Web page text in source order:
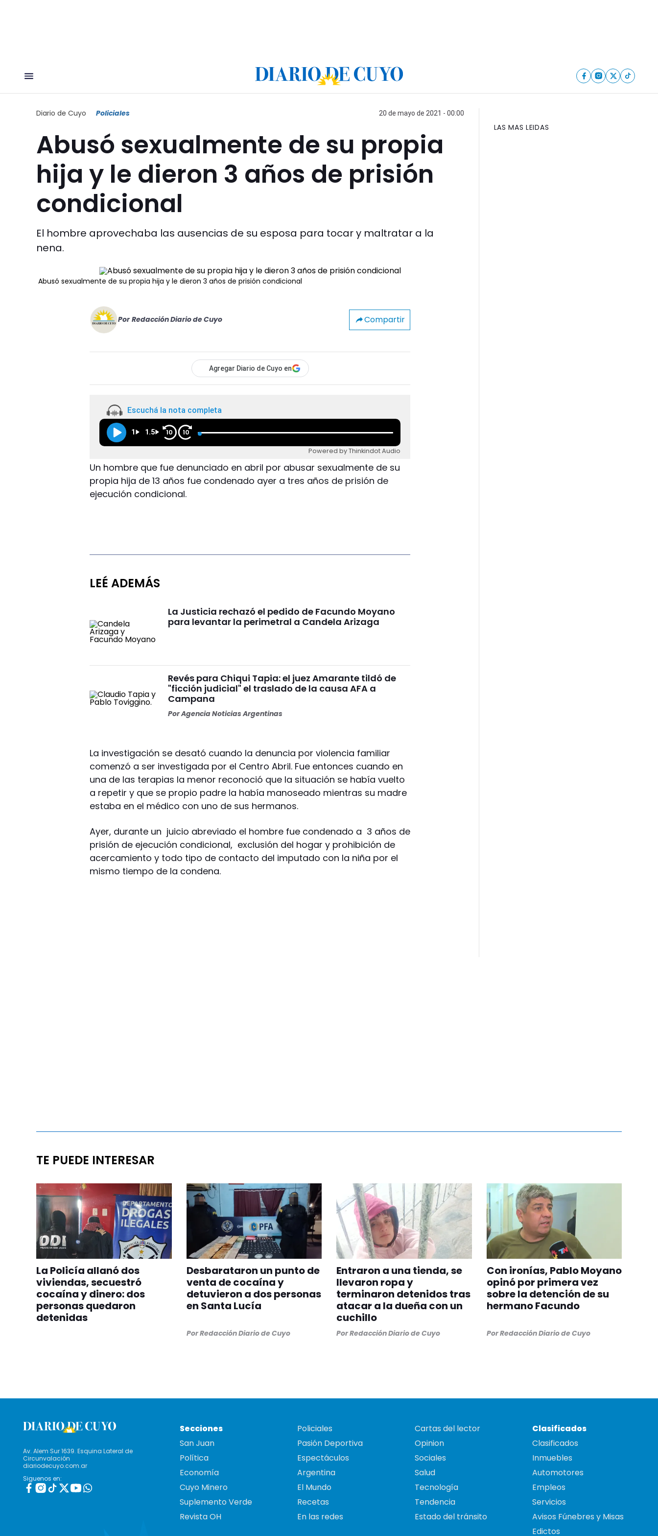
Diario de Cuyo Policiales 20 de mayo de 2021 - 00:00
Abusó sexualmente de su propia
hija y le dieron 3 años de prisión
condicional
El hombre aprovechaba las ausencias de su esposa para tocar y maltratar a la
nena.
Abusó sexualmente de su propia hija y le dieron 3 años de prisión condicional
Por Redacción Diario de Cuyo Compartir
Agregar Diario de Cuyo en
Escuchá la nota completa
1 1.5 10 10
Powered by Thinkindot Audio
Un hombre que fue denunciado en abril por abusar sexualmente de su
propia hija de 13 años fue condenado ayer a tres años de prisión de
ejecución condicional.
LEÉ ADEMÁS
La Justicia rechazó el pedido de Facundo Moyano
para levantar la perimetral a Candela Arizaga
Revés para Chiqui Tapia: el juez Amarante tildó de
"ficción judicial" el traslado de la causa AFA a
Campana
PorAgencia Noticias Argentinas
La investigación se desató cuando la denuncia por violencia familiar
comenzó a ser investigada por el Centro Abril. Fue entonces cuando en
una de las terapias la menor reconoció que la situación se había vuelto
a repetir y que se propio padre la había manoseado mientras su madre
estaba en el médico con uno de sus hermanos.
Ayer, durante un juicio abreviado el hombre fue condenado a 3 años de
prisión de ejecución condicional, exclusión del hogar y prohibición de
acercamiento y todo tipo de contacto del imputado con la niña por el
mismo tiempo de la condena.
LAS MAS LEIDAS
TE PUEDE INTERESAR
La Policía allanó dos
viviendas, secuestró
cocaína y dinero: dos
personas quedaron
detenidas
Desbarataron un punto de
venta de cocaína y
detuvieron a dos personas
en Santa Lucía
PorRedacción Diario de Cuyo
Entraron a una tienda, se
llevaron ropa y
terminaron detenidos tras
atacar a la dueña con un
cuchillo
PorRedacción Diario de Cuyo
Con ironías, Pablo Moyano
opinó por primera vez
sobre la detención de su
hermano Facundo
PorRedacción Diario de Cuyo
Av. Alem Sur 1639. Esquina Lateral de
Circunvalación
diariodecuyo.com.ar
Siguenos en:
Secciones
San Juan
Política
Economía
Cuyo Minero
Suplemento Verde
Revista OH
Policiales
Pasión Deportiva
Espectáculos
Argentina
El Mundo
Recetas
En las redes
Cartas del lector
Opinion
Sociales
Salud
Tecnología
Tendencia
Estado del tránsito
Clasificados
Clasificados
Inmuebles
Automotores
Empleos
Servicios
Avisos Fúnebres y Misas
Edictos